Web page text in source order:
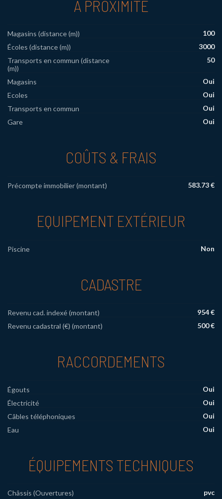
À PROXIMITÉ
Magasins (distance (m))
100
Écoles (distance (m))
3000
Transports en commun (distance
(m))
50
Magasins
Oui
Ecoles
Oui
Transports en commun
Oui
Gare
Oui
COÛTS & FRAIS
Précompte immobilier (montant) 583.73 €
EQUIPEMENT EXTÉRIEUR
Piscine Non
CADASTRE
Revenu cad. indexé (montant)
954 €
Revenu cadastral (€) (montant)
500 €
RACCORDEMENTS
Égouts
Oui
Électricité
Oui
Câbles téléphoniques
Oui
Eau
Oui
ÉQUIPEMENTS TECHNIQUES
Châssis (Ouvertures) pvc